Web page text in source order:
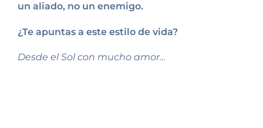
un aliado, no un enemigo.
¿Te apuntas a este estilo de vida?
Desde el Sol con mucho amor…